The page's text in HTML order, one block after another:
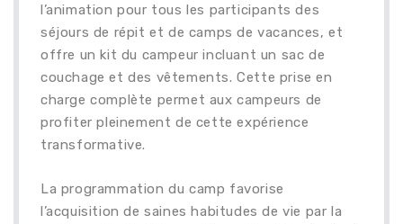
l’animation pour tous les participants des
séjours de répit et de camps de vacances, et
offre un kit du campeur incluant un sac de
couchage et des vêtements. Cette prise en
charge complète permet aux campeurs de
profiter pleinement de cette expérience
transformative.
La programmation du camp favorise
l’acquisition de saines habitudes de vie par la